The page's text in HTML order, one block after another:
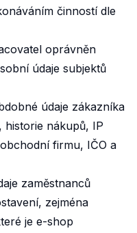
činností dle
oprávněn
údaje subjektů
údaje zákazníka
historie nákupů, IP
firmu, IČO a
zaměstnanců
zejména
je e-shop